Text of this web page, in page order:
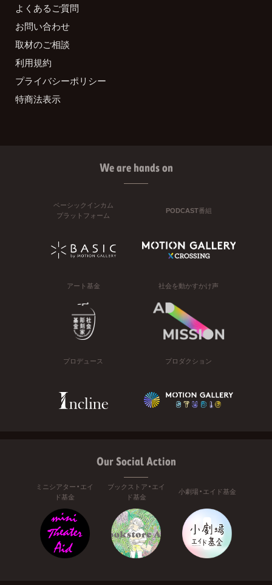
よくあるご質問
お問い合わせ
取材のご相談
利用規約
プライバシーポリシー
特商法表示
We are hands on
ベーシックインカム
プラットフォーム
PODCAST番組
アート基金 社会を動かすかけ声
プロデュース プロダクション
Our Social Action
ミニシアター・エイ
ド基金
ブックストア・エイ
ド基金
小劇場・エイド基金